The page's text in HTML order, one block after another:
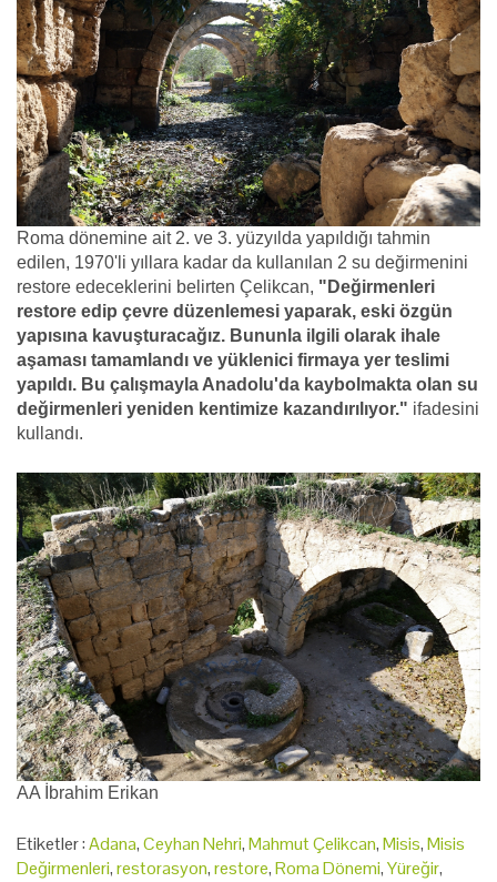
Roma dönemine ait 2. ve 3. yüzyılda yapıldığı tahmin
edilen, 1970'li yıllara kadar da kullanılan 2 su değirmenini
restore edeceklerini belirten Çelikcan, "Değirmenleri
restore edip çevre düzenlemesi yaparak, eski özgün
yapısına kavuşturacağız. Bununla ilgili olarak ihale
aşaması tamamlandı ve yüklenici firmaya yer teslimi
yapıldı. Bu çalışmayla Anadolu'da kaybolmakta olan su
değirmenleri yeniden kentimize kazandırılıyor." ifadesini
kullandı.
AA İbrahim Erikan
Etiketler :Adana,Ceyhan Nehri,Mahmut Çelikcan,Misis,Misis
Değirmenleri,restorasyon,restore,Roma Dönemi,Yüreğir,